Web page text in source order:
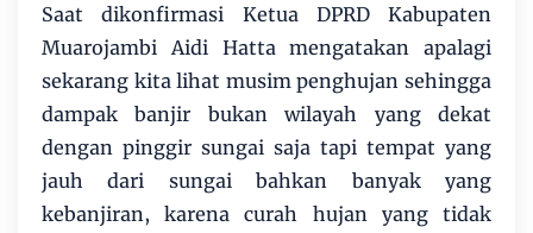
Saat dikonfirmasi Ketua DPRD Kabupaten
Muarojambi Aidi Hatta mengatakan apalagi
sekarang kita lihat musim penghujan sehingga
dampak banjir bukan wilayah yang dekat
dengan pinggir sungai saja tapi tempat yang
jauh dari sungai bahkan banyak yang
kebanjiran, karena curah hujan yang tidak